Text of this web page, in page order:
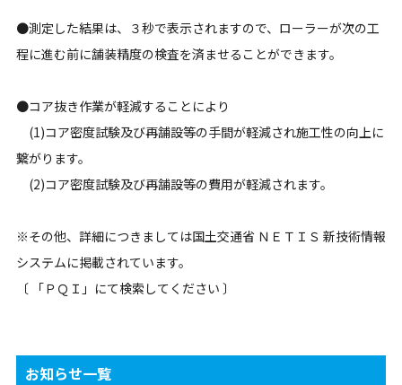
●測定した結果は、３秒で表示されますので、ローラーが次の工
程に進む前に舗装精度の検査を済ませることができます。
●コア抜き作業が軽減することにより
(1)コア密度試験及び再舗設等の手間が軽減され施工性の向上に
繋がります。
(2)コア密度試験及び再舗設等の費用が軽減されます。
※その他、詳細につきましては国土交通省 ＮＥＴＩＳ 新技術情報
システムに掲載されています。
〔 「ＰＱＩ」にて検索してください 〕
お知らせ一覧